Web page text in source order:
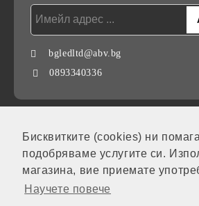
Бисквитките (cookies) ни
подобряваме услугите си.
магазина, вие приемате
Научете повече
bgledltd@abv.bg
0893340336
GDPR
Нашият онлайн магазин е 100%